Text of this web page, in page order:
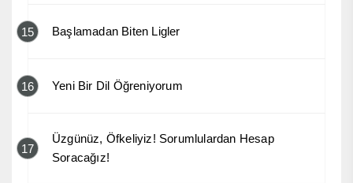
15 Başlamadan Biten Ligler
16 Yeni Bir Dil Öğreniyorum
17
Üzgünüz, Öfkeliyiz! Sorumlulardan Hesap
Soracağız!